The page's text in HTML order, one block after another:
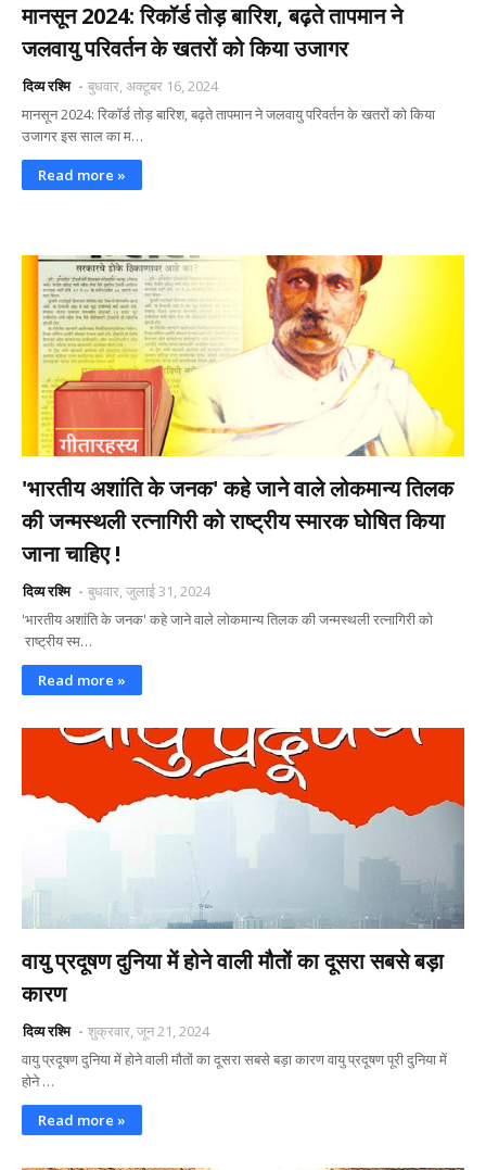
मानसून 2024: रिकॉर्ड तोड़ बारिश, बढ़ते तापमान ने
जलवायु परिवर्तन के खतरों को किया उजागर
दिव्य रश्मि
बुधवार, अक्टूबर 16, 2024
मानसून 2024: रिकॉर्ड तोड़ बारिश, बढ़ते तापमान ने जलवायु परिवर्तन के खतरों को किया
उजागर इस साल का म…
Read more »
'भारतीय अशांति के जनक' कहे जाने वाले लोकमान्य तिलक
की जन्मस्थली रत्नागिरी को राष्ट्रीय स्मारक घोषित किया
जाना चाहिए !
दिव्य रश्मि
बुधवार, जुलाई 31, 2024
'भारतीय अशांति के जनक' कहे जाने वाले लोकमान्य तिलक की जन्मस्थली रत्नागिरी को
राष्ट्रीय स्म…
Read more »
वायु प्रदूषण दुनिया में होने वाली मौतों का दूसरा सबसे बड़ा
कारण
दिव्य रश्मि
शुक्रवार, जून 21, 2024
वायु प्रदूषण दुनिया में होने वाली मौतों का दूसरा सबसे बड़ा कारण वायु प्रदूषण पूरी दुनिया में
होने …
Read more »